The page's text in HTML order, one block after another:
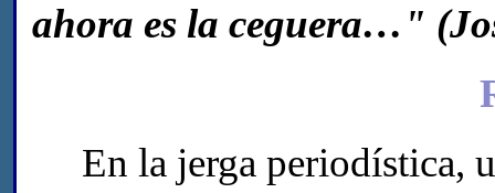
ahora es la ceguera…"
En la jerga periodística,